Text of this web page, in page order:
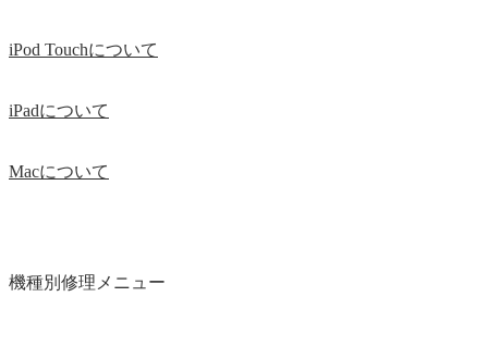
iPod Touchについて
iPadについて
Macについて
機種別修理メニュー